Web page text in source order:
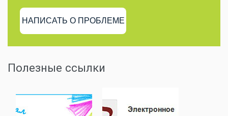
НАПИСАТЬ О ПРОБЛЕМЕ
Полезные ссылки